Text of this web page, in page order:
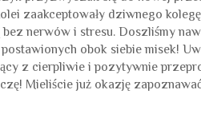
zaakceptowały dziwnego
bez nerwów i stresu. Doszliśmy
obok siebie misek!
z cierpliwie i pozytywnie
Mieliście już okazję